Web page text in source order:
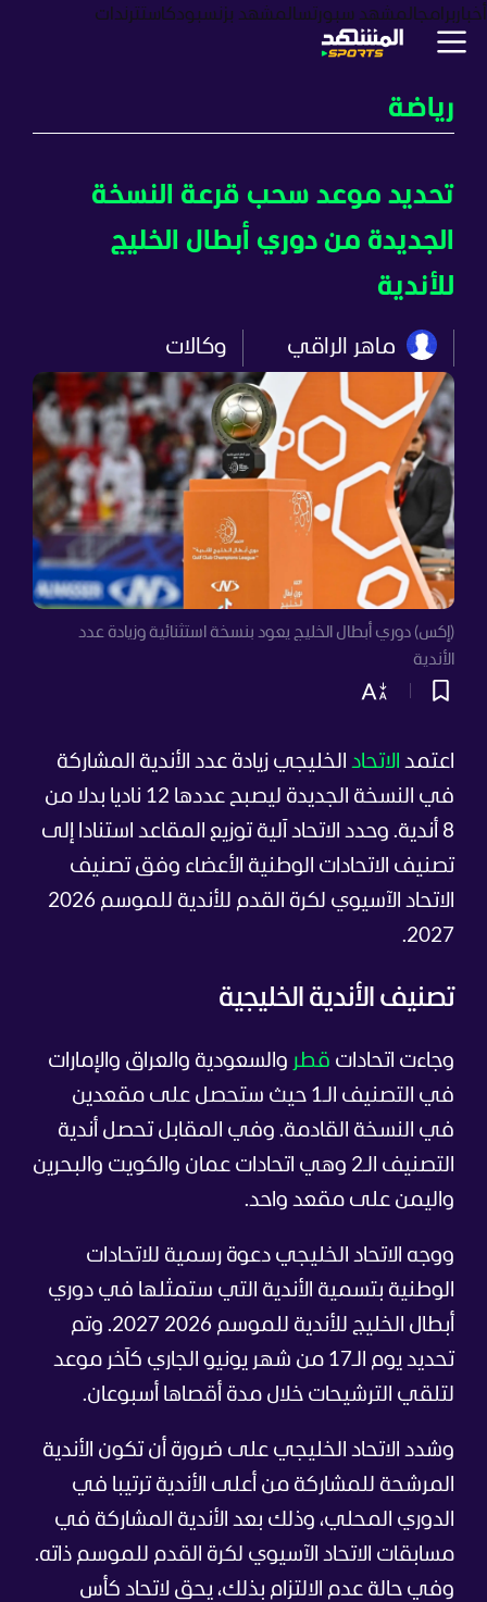
أخبار برامجالمشهد سبورتسالمشهد بزنسبودكاستترندات
رياضة
تحديد موعد سحب قرعة النسخة
الجديدة من دوري أبطال الخليج
للأندية
ماهر الراقي وكالات
(إكس) دوري أبطال الخليج يعود بنسخة استثنائية وزيادة عدد
الأندية
اعتمد الاتحاد الخليجي زيادة عدد الأندية المشاركة
في النسخة الجديدة ليصبح عددها 12 ناديا بدلا من
8 أندية. وحدد الاتحاد آلية توزيع المقاعد استنادا إلى
تصنيف الاتحادات الوطنية الأعضاء وفق تصنيف
الاتحاد الآسيوي لكرة القدم للأندية للموسم 2026
2027.
تصنيف الأندية الخليجية
وجاءت اتحادات قطر والسعودية والعراق والإمارات
في التصنيف الـ1 حيث ستحصل على مقعدين
في النسخة القادمة. وفي المقابل تحصل أندية
التصنيف الـ2 وهي اتحادات عمان والكويت والبحرين
واليمن على مقعد واحد.
ووجه الاتحاد الخليجي دعوة رسمية للاتحادات
الوطنية بتسمية الأندية التي ستمثلها في دوري
أبطال الخليج للأندية للموسم 2026 2027. وتم
تحديد يوم الـ17 من شهر يونيو الجاري كآخر موعد
لتلقي الترشيحات خلال مدة أقصاها أسبوعان.
وشدد الاتحاد الخليجي على ضرورة أن تكون الأندية
المرشحة للمشاركة من أعلى الأندية ترتيبا في
الدوري المحلي، وذلك بعد الأندية المشاركة في
مسابقات الاتحاد الآسيوي لكرة القدم للموسم ذاته.
وفي حالة عدم الالتزام بذلك، يحق لاتحاد كأس